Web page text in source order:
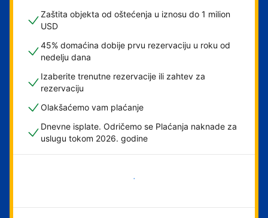
Zaštita objekta od oštećenja u iznosu do 1 milion
USD
45% domaćina dobije prvu rezervaciju u roku od
nedelju dana
Izaberite trenutne rezervacije ili zahtev za
rezervaciju
Olakšaćemo vam plaćanje
Dnevne isplate. Odričemo se Plaćanja naknade za
uslugu tokom 2026. godine
Počnite odmah